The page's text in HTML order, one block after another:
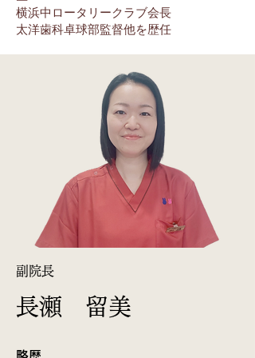
横浜中ロータリークラブ会長
太洋歯科卓球部監督他を歴任
​副院長
長瀬 留美